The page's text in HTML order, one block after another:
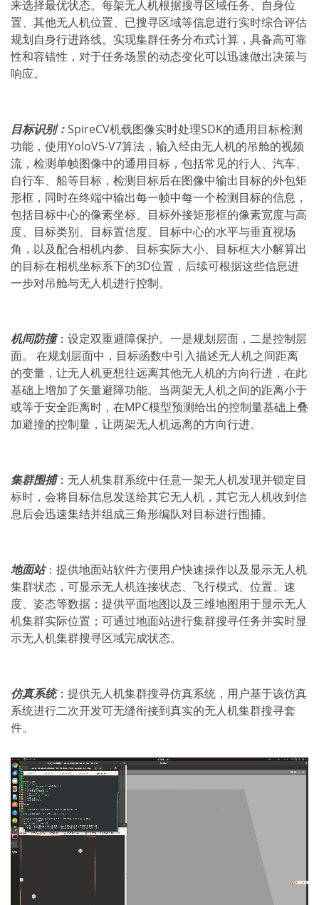
来选择最优状态。每架无人机根据搜寻区域任务、自身位
置、其他无人机位置、已搜寻区域等信息进行实时综合评估
规划自身行进路线。实现集群任务分布式计算，具备高可靠
性和容错性，对于任务场景的动态变化可以迅速做出决策与
响应。
目标识别：SpireCV机载图像实时处理SDK的通用目标检测
功能，使用YoloV5-V7算法，输入经由无人机的吊舱的视频
流，检测单帧图像中的通用目标，包括常见的行人、汽车、
自行车、船等目标，检测目标后在图像中输出目标的外包矩
形框，同时在终端中输出每一帧中每一个检测目标的信息，
包括目标中心的像素坐标、目标外接矩形框的像素宽度与高
度、目标类别、目标置信度、目标中心的水平与垂直视场
角，以及配合相机内参、目标实际大小、目标框大小解算出
的目标在相机坐标系下的3D位置，后续可根据这些信息进
一步对吊舱与无人机进行控制。
机间防撞：设定双重避障保护。一是规划层面，二是控制层
面。 在规划层面中，目标函数中引入描述无人机之间距离
的变量，让无人机更想往远离其他无人机的方向行进，在此
基础上增加了矢量避障功能。当两架无人机之间的距离小于
或等于安全距离时，在MPC模型预测给出的控制量基础上叠
加避撞的控制量，让两架无人机远离的方向行进。
集群围捕：无人机集群系统中任意一架无人机发现并锁定目
标时，会将目标信息发送给其它无人机，其它无人机收到信
息后会迅速集结并组成三角形编队对目标进行围捕。
地面站：提供地面站软件方便用户快速操作以及显示无人机
集群状态，可显示无人机连接状态、飞行模式、位置、速
度、姿态等数据；提供平面地图以及三维地图用于显示无人
机集群实际位置；可通过地面站进行集群搜寻任务并实时显
示无人机集群搜寻区域完成状态。
仿真系统：提供无人机集群搜寻仿真系统，用户基于该仿真
系统进行二次开发可无缝衔接到真实的无人机集群搜寻套
件。